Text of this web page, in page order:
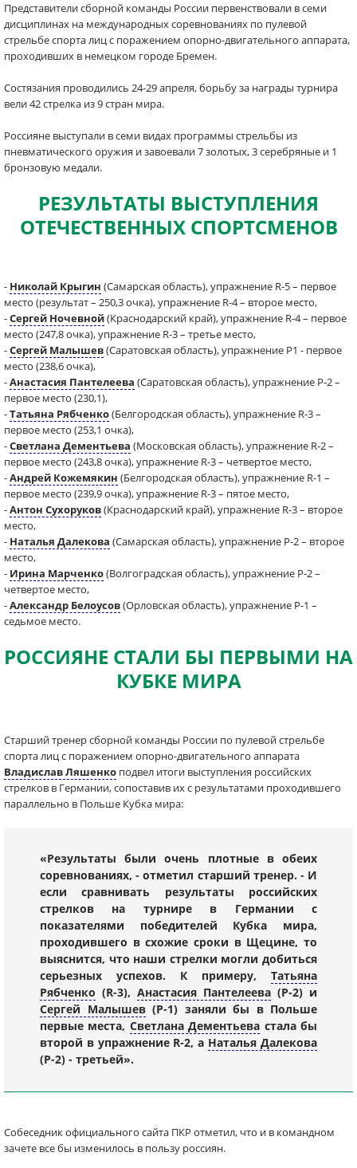
Представители сборной команды России первенствовали в семи
дисциплинах на международных соревнованиях по пулевой
стрельбе спорта лиц с поражением опорно-двигательного аппарата,
проходивших в немецком городе Бремен.
Состязания проводились 24-29 апреля, борьбу за награды турнира
вели 42 стрелка из 9 стран мира.
Россияне выступали в семи видах программы стрельбы из
пневматического оружия и завоевали 7 золотых, 3 серебряные и 1
бронзовую медали.
РЕЗУЛЬТАТЫ ВЫСТУПЛЕНИЯ
ОТЕЧЕСТВЕННЫХ СПОРТСМЕНОВ
- Николай Крыгин (Самарская область), упражнение R-5 – первое
место (результат – 250,3 очка), упражнение R-4 – второе место,
-Сергей Ночевной(Краснодарский край), упражнение R-4 – первое
место (247,8 очка), упражнение R-3 – третье место,
-Сергей Малышев(Саратовская область), упражнение P1 - первое
место (238,6 очка),
-Анастасия Пантелеева (Саратовская область), упражнение P-2 –
первое место (230,1),
-Татьяна Рябченко(Белгородская область), упражнение R-3 –
первое место (253,1 очка),
-Светлана Дементьева (Московская область), упражнение R-2 –
первое место (243,8 очка), упражнение R-3 – четвертое место,
-Андрей Кожемякин (Белгородская область), упражнение R-1 –
первое место (239,9 очка), упражнение R-3 – пятое место,
-Антон Сухоруков(Краснодарский край), упражнение R-3 – второе
место,
- Наталья Далекова (Самарская область), упражнение P-2 – второе
место,
- Ирина Марченко(Волгоградская область), упражнение P-2 –
четвертое место,
-Александр Белоусов(Орловская область), упражнение P-1 –
седьмое место.
РОССИЯНЕ СТАЛИ БЫ ПЕРВЫМИ НА
КУБКЕ МИРА
Старший тренер сборной команды России по пулевой стрельбе
спорта лиц с поражением опорно-двигательного аппарата
Владислав Ляшенко подвел итоги выступления российских
стрелков в Германии, сопоставив их с результатами проходившего
параллельно в Польше Кубка мира:
«Результаты были очень плотные в обеих
соревнованиях, - отметил старший тренер. - И
если сравнивать результаты российских
стрелков на турнире в Германии с
показателями победителей Кубка мира,
проходившего в схожие сроки в Щецине, то
выяснится, что наши стрелки могли добиться
серьезных успехов. К примеру, Татьяна
Рябченко (R-3), Анастасия Пантелеева (P-2) и
Сергей Малышев(P-1) заняли бы в Польше
первые места, Светлана Дементьева стала бы
второй в упражнение R-2, а Наталья Далекова
(P-2) - третьей».
Собеседник официального сайта ПКР отметил, что и в командном
зачете все бы изменилось в пользу россиян.